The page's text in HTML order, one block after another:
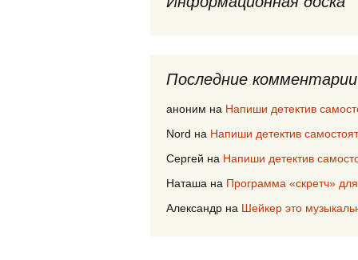
Последние комментарии
аноним на Напиши детектив
Nord на Напиши детектив
Сергей на Напиши детектив
Наташа на Программа «скретч»
Александр на Шейкер это